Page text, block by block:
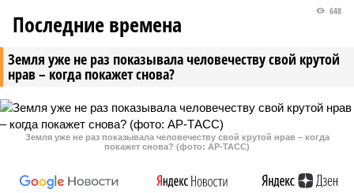
Земля уже не раз показывала человечеству свой крутой
нрав – когда покажет снова?
648
Последние времена
Земля уже не раз показывала человечеству свой крутой нрав – когда
покажет снова? (фото: АР-ТАСС)